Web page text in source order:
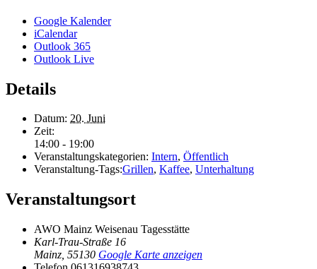
Google Kalender
iCalendar
Outlook 365
Outlook Live
Details
Datum: 20. Juni
Zeit:
14:00 - 19:00
Veranstaltungskategorien: Intern, Öffentlich
Veranstaltung-Tags:Grillen, Kaffee, Unterhaltung
Veranstaltungsort
AWO Mainz Weisenau Tagesstätte
Karl-Trau-Straße 16
Mainz 55130 Google Karte anzeigen